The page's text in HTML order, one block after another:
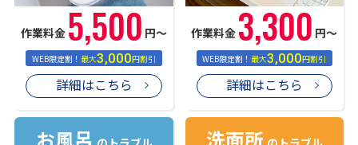
作業料金 5,500 円〜
WEB限定割！最大3,000円割引
詳細はこちら
作業料金 3,300 円〜
WEB限定割！最大3,000円割引
詳細はこちら
お風呂 洗面所